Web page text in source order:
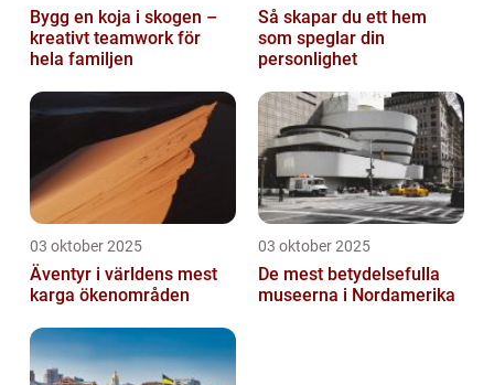
Bygg en koja i skogen –
kreativt teamwork för
hela familjen
Så skapar du ett hem
som speglar din
personlighet
03 oktober 2025
Äventyr i världens mest
karga ökenområden
03 oktober 2025
De mest betydelsefulla
museerna i Nordamerika